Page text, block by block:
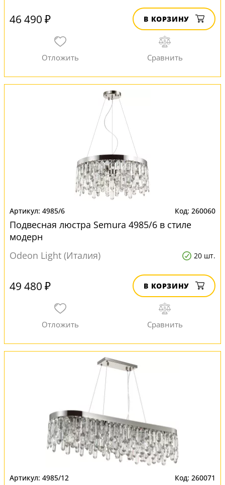
46 490 ₽ В КОРЗИНУ
4985/6 260060
Подвесная люстра Semura 4985/6 в стиле
модерн
Odeon Light (Италия)
20 шт.
49 480 ₽ В КОРЗИНУ
4985/12 260071